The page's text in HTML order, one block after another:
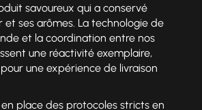
savoureux qui a conservé
et ses arômes. La technologie de
et la coordination entre nos
une réactivité exemplaire,
une expérience de livraison
en place des protocoles stricts en